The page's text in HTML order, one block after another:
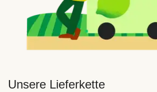
Unsere Lieferkette